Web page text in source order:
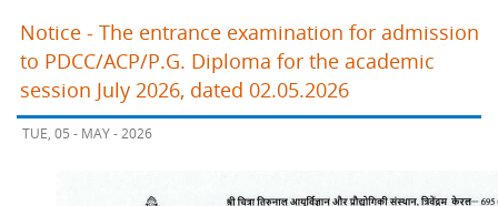
Notice - The entrance examination for admission
to PDCC/ACP/P.G. Diploma for the academic
session July 2026, dated 02.05.2026
TUE, 05 - MAY - 2026